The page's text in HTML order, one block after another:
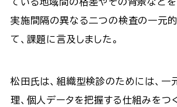
実施間隔の異なる二つの検査の一元
て、課題に言及しました。
松田氏は、組織型検診のためには、一
理、個人データを把握する仕組みをつ